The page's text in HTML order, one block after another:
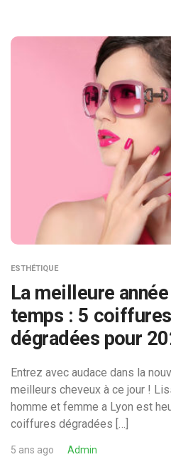
ESTHÉTIQUE
La meilleure
temps : 5
dégradées pour
Entrez avec audace dans la
meilleurs cheveux à ce jour !
homme et femme a Lyon est
coiffures dégradées […]
5 ans ago Admin